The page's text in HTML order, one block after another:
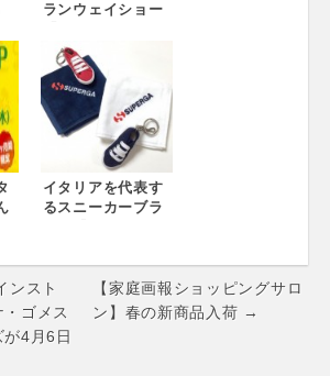
ランウェイショー
コレクション」を
ロンドンからライ
ブ中継
定
T
イタリアを代表す
るスニーカーブラ
ャンペーンを開
催！
ンスト
ゴメス
4月6日
【家庭画報ショッピングサロ
ン】春の新商品入荷 →